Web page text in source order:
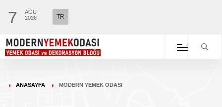
7
AĞU
2026
TR
ANASAYFA MODERN YEMEK ODASI